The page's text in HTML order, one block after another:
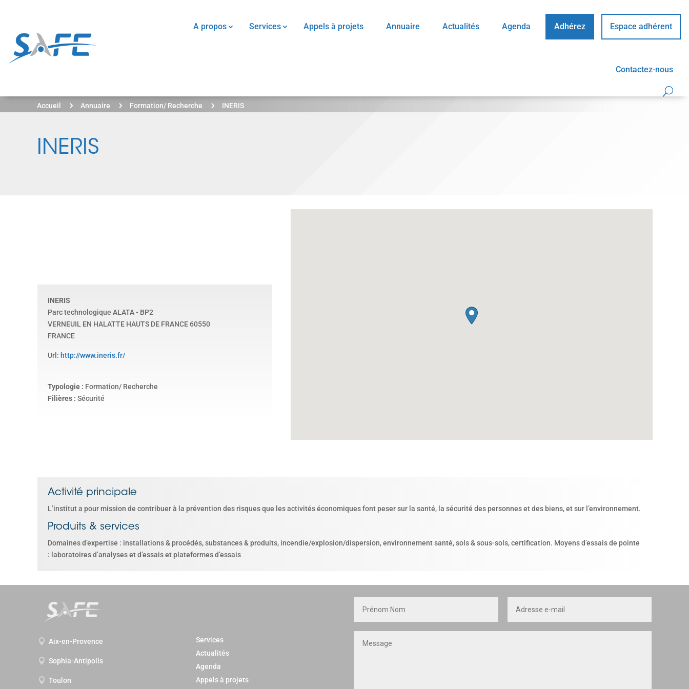
A propos Services Appels à projets Annuaire Actualités Agenda Adhérez Espace adhérent
Contactez-nous
Accueil 5 Annuaire 5 Formation/ Recherche 5 INERIS
INERIS
INERIS
Parc technologique ALATA - BP2
VERNEUIL EN HALATTE HAUTS DE FRANCE60550
FRANCE
Url: http://www.ineris.fr/
Typologie : Formation/ Recherche
Filières : Sécurité
Activité principale
L’institut a pour mission de contribuer à la prévention des risques que les activités économiques font peser sur la santé, la sécurité des personnes et des biens, et sur l’environnement.
Produits & services
Domaines d’expertise : installations & procédés, substances & produits, incendie/explosion/dispersion, environnement santé, sols & sous-sols, certification. Moyens d’essais de pointe
: laboratoires d’analyses et d’essais et plateformes d’essais
 Aix-en-Provence
 Sophia-Antipolis
 Toulon
Services
Actualités
Agenda
Appels à projets